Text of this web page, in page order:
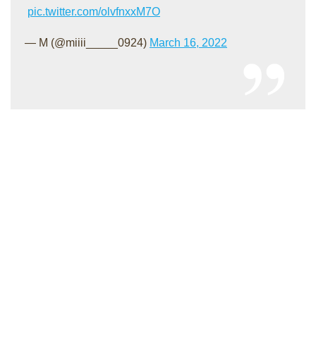
pic.twitter.com/olvfnxxM7O
— M (@miiii_____0924) March 16, 2022